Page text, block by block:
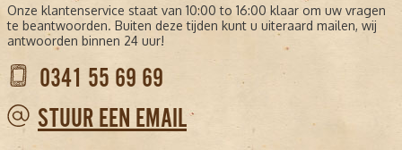
Onze klantenservice staat van 10:00 to 16:00 klaar om uw vragen
te beantwoorden. Buiten deze tijden kunt u uiteraard mailen, wij
antwoorden binnen 24 uur!
0341 55 69 69
STUUR EEN EMAIL